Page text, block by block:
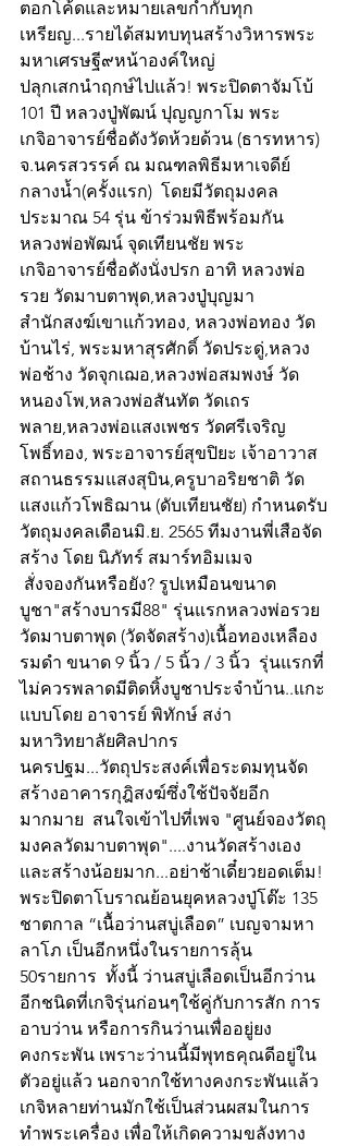
ตอกโค้ดและหมายเลขกำกับทุก
เหรียญ...รายได้สมทบทุนสร้างวิหารพระ
มหาเศรษฐี๙หน้าองค์ใหญ่
ปลุกเสกนำฤกษ์ไปแล้ว! พระปิดตาจัมโบ้
101 ปี หลวงปู่พัฒน์ ปุญญกาโม พระ
เกจิอาจารย์ชื่อดังวัดห้วยด้วน (ธารทหาร)
จ.นครสวรรค์ ณ มณฑลพิธีมหาเจดีย์
กลางน้ำ(ครั้งแรก)  โดยมีวัตถุมงคล
ประมาณ 54 รุ่น ข้าร่วมพิธีพร้อมกัน
หลวงพ่อพัฒน์ จุดเทียนชัย พระ
เกจิอาจารย์ชื่อดังนั่งปรก อาทิ หลวงพ่อ
รวย วัดมาบตาพุด,หลวงปู่บุญมา
สำนักสงฆ์เขาแก้วทอง, หลวงพ่อทอง วัด
บ้านไร่, พระมหาสุรศักดิ์ วัดประดู่,หลวง
พ่อช้าง วัดจุกเฌอ,หลวงพ่อสมพงษ์ วัด
หนองโพ,หลวงพ่อสันทัต วัดเถร
พลาย,หลวงพ่อแสงเพชร วัดศรีเจริญ
โพธิ์ทอง, พระอาจารย์สุขปิยะ เจ้าอาวาส
สถานธรรมแสงสุบิน,ครูบาอริยชาติ วัด
แสงแก้วโพธิฌาน (ดับเทียนชัย) กำหนดรับ
วัตถุมงคลเดือนมิ.ย. 2565 ทีมงานพี่เสือจัด
สร้าง โดย นิภัทร์ สมาร์ทอิมเมจ
บูชา"สร้างบารมี88" รุ่นแรกหลวงพ่อรวย
วัดมาบตาพุด (วัดจัดสร้าง)เนื้อทองเหลือง
รมดำ ขนาด 9 นิ้ว / 5 นิ้ว / 3 นิ้ว  รุ่นแรกที่
ไม่ควรพลาดมีติดหิ้งบูชาประจำบ้าน..แกะ
แบบโดย อาจารย์ พิทักษ์ สง่า
มหาวิทยาลัยศิลปากร
นครปฐม...วัตถุประสงค์เพื่อระดมทุนจัด
สร้างอาคารกุฎิสงฆ์ซึ่งใช้ปัจจัยอีก
มากมาย  สนใจเข้าไปที่เพจ "ศูนย์จองวัตถุ
มงคลวัดมาบตาพุด"....งานวัดสร้างเอง
และสร้างน้อยมาก...อย่าช้าเดี๋ยวยอดเต็ม!
พระปิดตาโบราณย้อนยุคหลวงปู่โต๊ะ 135
ชาตกาล “เนื้อว่านสบู่เลือด” เบญจามหา
ลาโภ เป็นอีกหนึ่งในรายการลุ้น
50รายการ  ทั้งนี้ ว่านสบู่เลือดเป็นอีกว่าน
อีกชนิดที่เกจิรุ่นก่อนๆใช้คู่กับการสัก การ
อาบว่าน หรือการกินว่านเพื่ออยู่ยง
คงกระพัน เพราะว่านนี้มีพุทธคุณดีอยู่ใน
ตัวอยู่แล้ว นอกจากใช้ทางคงกระพันแล้ว
เกจิหลายท่านมักใช้เป็นส่วนผสมในการ
ทำพระเครื่อง เพื่อให้เกิดความขลังทาง